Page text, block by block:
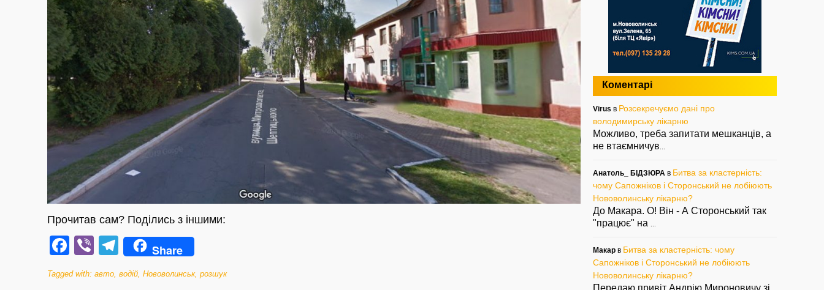
Прочитав сам? Поділись з іншими:
Facebook
ViberTelegram
Share
Tagged with: авто водій Нововолинськ, розшук
Коментарі
Virus в Розсекречуємо дані про
володимирську лікарню
Можливо, треба запитати мешканців, а
не втаємничув
Анатоль_ БІДЗЮРА в Битва за кластерність:
чому Сапожніков і Сторонський не лобіюють
Нововолинську лікарню?
До Макара. О! Він - А Сторонський так
"працює" на
Макар в Битва за кластерність: чому
Сапожніков і Сторонський не лобіюють
Нововолинську лікарню?
Передаю привіт Андрію Мироновичу зі